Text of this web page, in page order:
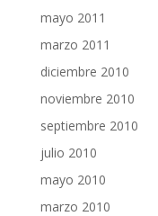
mayo 2011
marzo 2011
diciembre 2010
noviembre 2010
septiembre 2010
julio 2010
mayo 2010
marzo 2010